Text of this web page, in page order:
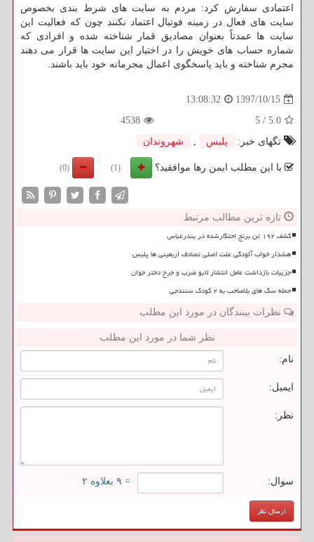
اعتمادی سفارش كرد: مردم به سایت های شرط بندی بخصوص
سایت های فعال در زمینه فوتبال اعتماد نكنند چون كه فعالیت این
سایت ها عمدتاً بعنوان مصادیق قمار شناخته شده و افرادی كه
شماره حساب های خویش را در اختیار این سایت ها قرار می دهند
مجرم شناخته و باید پاسخگوی اعمال مجرمانه خود باید باشند.
1397/10/15
13:08:32
5.0
/
5
4538
تگهای خبر:
پلیس , شهروندان
با این مطلب ایمن رها موافقید؟ (1)
(0)
تازه ترین مطالب مرتبط
کشف ۱۹۲ تن برنج احتکارشده در بندرعباس
هشدار خواب آلودگی علت اصلی تصادف اربعینی ها پلیس
جزییات بازداشت عامل انتشار لایو ضرب و جرح دختر جوان
حمله سگ های بلاصاحب به ۲ کودک سنندجی
نظرات بینندگان در مورد این مطلب
نظر شما در مورد این مطلب
نام:
ایمیل:
نظر:
سوال: = ۹ بعلاوه ۲